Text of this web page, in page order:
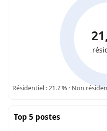
Résidentiel : 21.7 % · Non
Top 5 postes